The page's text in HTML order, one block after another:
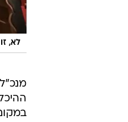
לא,